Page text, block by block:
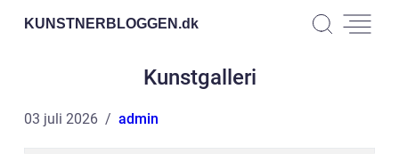
KUNSTNERBLOGGEN.dk
Kunstgalleri
03 juli 2026 admin